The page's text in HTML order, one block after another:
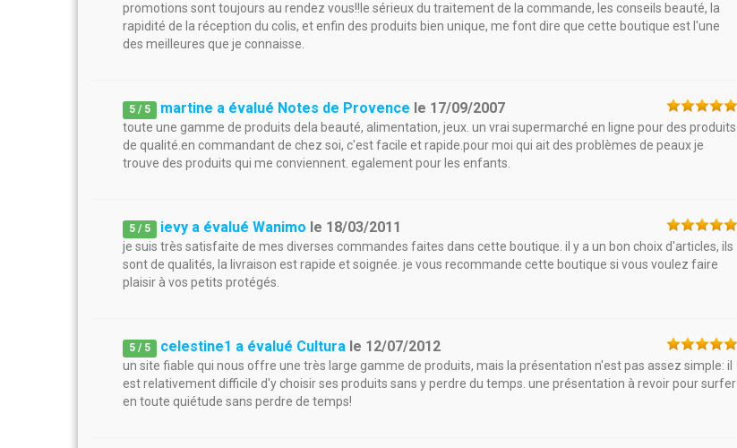
promotions sont toujours au rendez vous!!le sérieux du traitement de la commande, les conseils beauté, la
rapidité de la réception du colis, et enfin des produits bien unique, me font dire que cette boutique est l'une
des meilleures que je connaisse.
5 / 5 martine a évalué Notes de Provence le 17/09/2007
toute une gamme de produits dela beauté, alimentation, jeux. un vrai supermarché en ligne pour des produits
de qualité.en commandant de chez soi, c'est facile et rapide.pour moi qui ait des problèmes de peaux je
trouve des produits qui me conviennent. egalement pour les enfants.
5 / 5 ievy a évalué Wanimo le 18/03/2011
je suis très satisfaite de mes diverses commandes faites dans cette boutique. il y a un bon choix d'articles, ils
sont de qualités, la livraison est rapide et soignée. je vous recommande cette boutique si vous voulez faire
plaisir à vos petits protégés.
5 / 5 celestine1 a évalué Cultura le 12/07/2012
un site fiable qui nous offre une très large gamme de produits, mais la présentation n'est pas assez simple: il
est relativement difficile d'y choisir ses produits sans y perdre du temps. une présentation à revoir pour surfer
en toute quiétude sans perdre de temps!